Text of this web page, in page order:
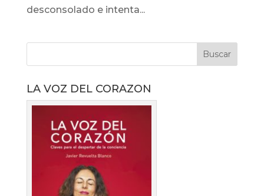
desconsolado e intenta...
LA VOZ DEL CORAZON